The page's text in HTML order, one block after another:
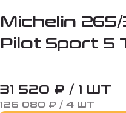
Michelin 265/
Pilot Sport 5
31 520 ₽ / 1 ШТ
126 080 ₽ / 4 ШТ